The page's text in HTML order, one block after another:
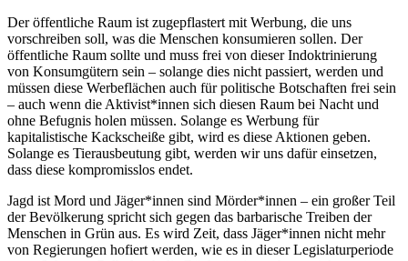
Der öffentliche Raum ist zugepflastert mit Werbung, die uns
vorschreiben soll, was die Menschen konsumieren sollen. Der
öffentliche Raum sollte und muss frei von dieser Indoktrinierung
von Konsumgütern sein – solange dies nicht passiert, werden und
müssen diese Werbeflächen auch für politische Botschaften frei sein
– auch wenn die Aktivist*innen sich diesen Raum bei Nacht und
ohne Befugnis holen müssen. Solange es Werbung für
kapitalistische Kackscheiße gibt, wird es diese Aktionen geben.
Solange es Tierausbeutung gibt, werden wir uns dafür einsetzen,
dass diese kompromisslos endet.
Jagd ist Mord und Jäger*innen sind Mörder*innen – ein großer Teil
der Bevölkerung spricht sich gegen das barbarische Treiben der
Menschen in Grün aus. Es wird Zeit, dass Jäger*innen nicht mehr
von Regierungen hofiert werden, wie es in dieser Legislaturperiode